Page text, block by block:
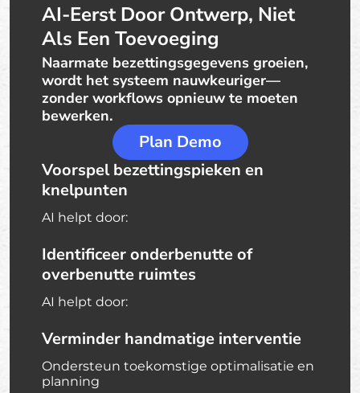
AI-Eerst Door Ontwerp, Niet
Als Een Toevoeging
Naarmate bezettingsgegevens groeien,
wordt het systeem nauwkeuriger—
zonder workflows opnieuw te moeten
bewerken.
Plan Demo
Voorspel bezettingspieken en
knelpunten
AI helpt door:
Identificeer onderbenutte of
overbenutte ruimtes
AI helpt door:
Verminder handmatige interventie
Ondersteun toekomstige optimalisatie en
planning